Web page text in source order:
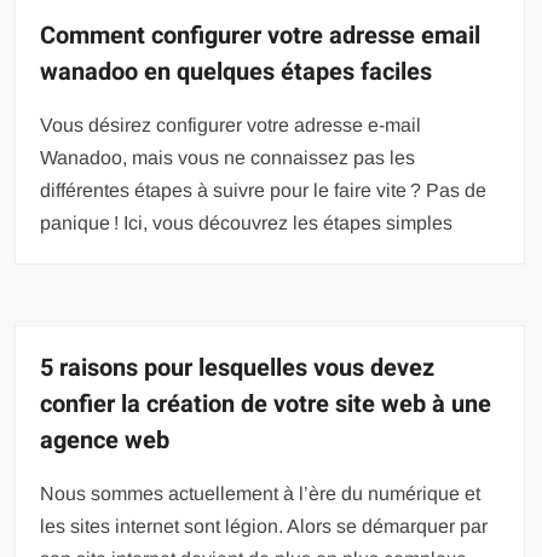
Comment configurer votre adresse email
wanadoo en quelques étapes faciles
Vous désirez configurer votre adresse e-mail
Wanadoo, mais vous ne connaissez pas les
différentes étapes à suivre pour le faire vite ? Pas de
panique ! Ici, vous découvrez les étapes simples
5 raisons pour lesquelles vous devez
confier la création de votre site web à une
agence web
Nous sommes actuellement à l’ère du numérique et
les sites internet sont légion. Alors se démarquer par